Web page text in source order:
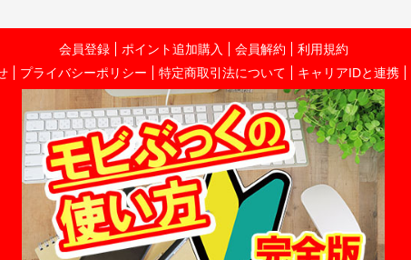
会員登録 ポイント追加購入 会員解約
利用規約
プライバシーポリシー 特定商取引法について キャリアIDと連携